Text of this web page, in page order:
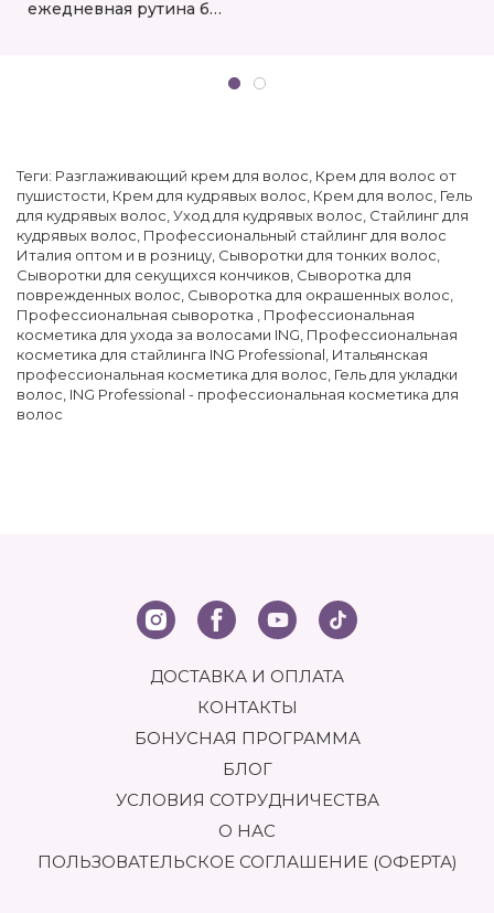
ежедневная рутина без
Теги: Разглаживающий крем для волос Крем для волос от
пушистости Крем для кудрявых волос Крем для волос Гель
для кудрявых волос Уход для кудрявых волос Стайлинг для
кудрявых волос Профессиональный стайлинг для волос
Италия оптом и в розницу Сыворотки для тонких волос
Сыворотки для секущихся кончиков Сыворотка для
поврежденных волос Сыворотка для окрашенных волос
Профессиональная сыворотка
Профессиональная
косметика для ухода за волосами ING Профессиональная
косметика для стайлинга ING Professional Итальянская
профессиональная косметика для волос Гель для укладки
волос ING Professional - профессиональная косметика для
волос
ДОСТАВКА И ОПЛАТА
КОНТАКТЫ
БОНУСНАЯ ПРОГРАММА
БЛОГ
УСЛОВИЯ СОТРУДНИЧЕСТВА
О НАС
ПОЛЬЗОВАТЕЛЬСКОЕ СОГЛАШЕНИЕ (ОФЕРТА)